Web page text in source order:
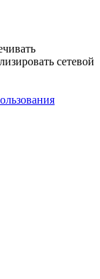
сетевой